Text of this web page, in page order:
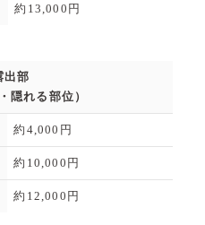
約13,000円
出部
隠れる部位）
約4,000円
約10,000円
約12,000円